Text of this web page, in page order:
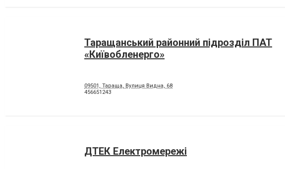
Таращанський районний підрозділ ПАТ
«Київобленерго»
09501, Тараща, Вулиця Видна, 68
456651243
ДТЕК Електромережі